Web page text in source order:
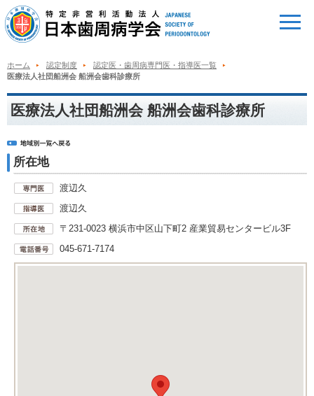
ホーム 認定制度
認定医・歯周病専門医・指導医一覧
医療法人社団船洲会 船洲会歯科診療所
医療法人社団船洲会 船洲会歯科診療所
所在地
渡辺久
渡辺久
〒231-0023 横浜市中区山下町2 産業貿易センタービル3F
045-671-7174